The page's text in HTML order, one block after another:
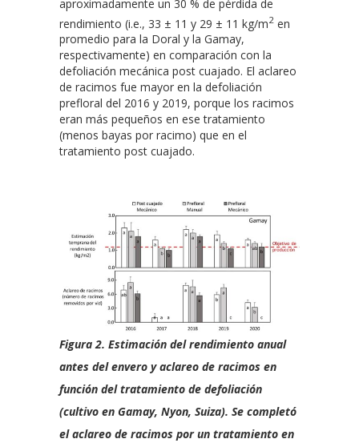
aproximadamente un 30 % de pérdida de
rendimiento (i.e., 33 ± 11 y 29 ± 11 kg/m2 en
promedio para la Doral y la Gamay,
respectivamente) en comparación con la
defoliación mecánica post cuajado. El aclareo
de racimos fue mayor en la defoliación
prefloral del 2016 y 2019, porque los racimos
eran más pequeños en ese tratamiento
(menos bayas por racimo) que en el
tratamiento post cuajado.
Figura 2. Estimación del rendimiento anual
antes del envero y aclareo de racimos en
función del tratamiento de defoliación
(cultivo en Gamay, Nyon, Suiza). Se completó
el aclareo de racimos por un tratamiento en